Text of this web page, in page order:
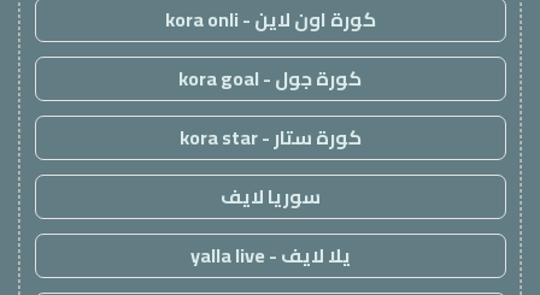
كورة اون لاين - kora onli
كورة جول - kora goal
كورة ستار - kora star
سوريا لايف
يلا لايف - yalla live